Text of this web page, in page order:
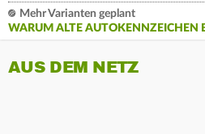
Mehr Varianten geplant
WARUM ALTE AUTOKENNZEICHEN
AUS DEM NETZ